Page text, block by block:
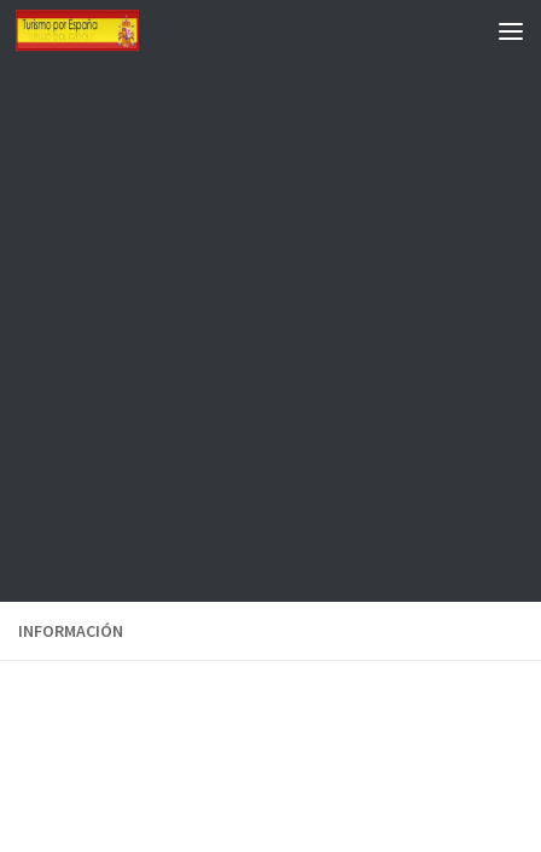
Saltar al contenido
INFORMACIÓN